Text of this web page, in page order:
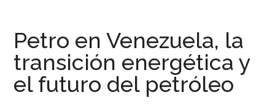
Petro en Venezuela, la
transición energética y
el futuro del petróleo